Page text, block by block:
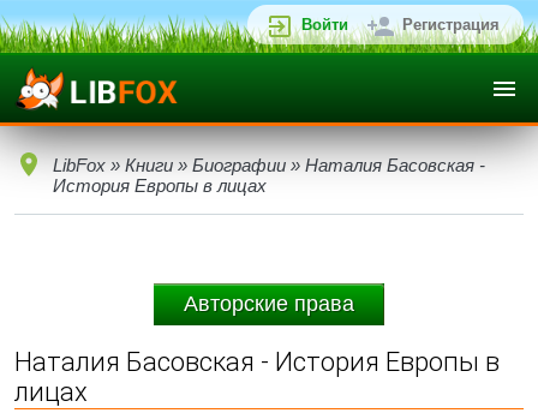
Войти Регистрация
LibFox » Книги » Биографии » Наталия Басовская -
История Европы в лицах
Авторские права
Наталия Басовская - История Европы в
лицах